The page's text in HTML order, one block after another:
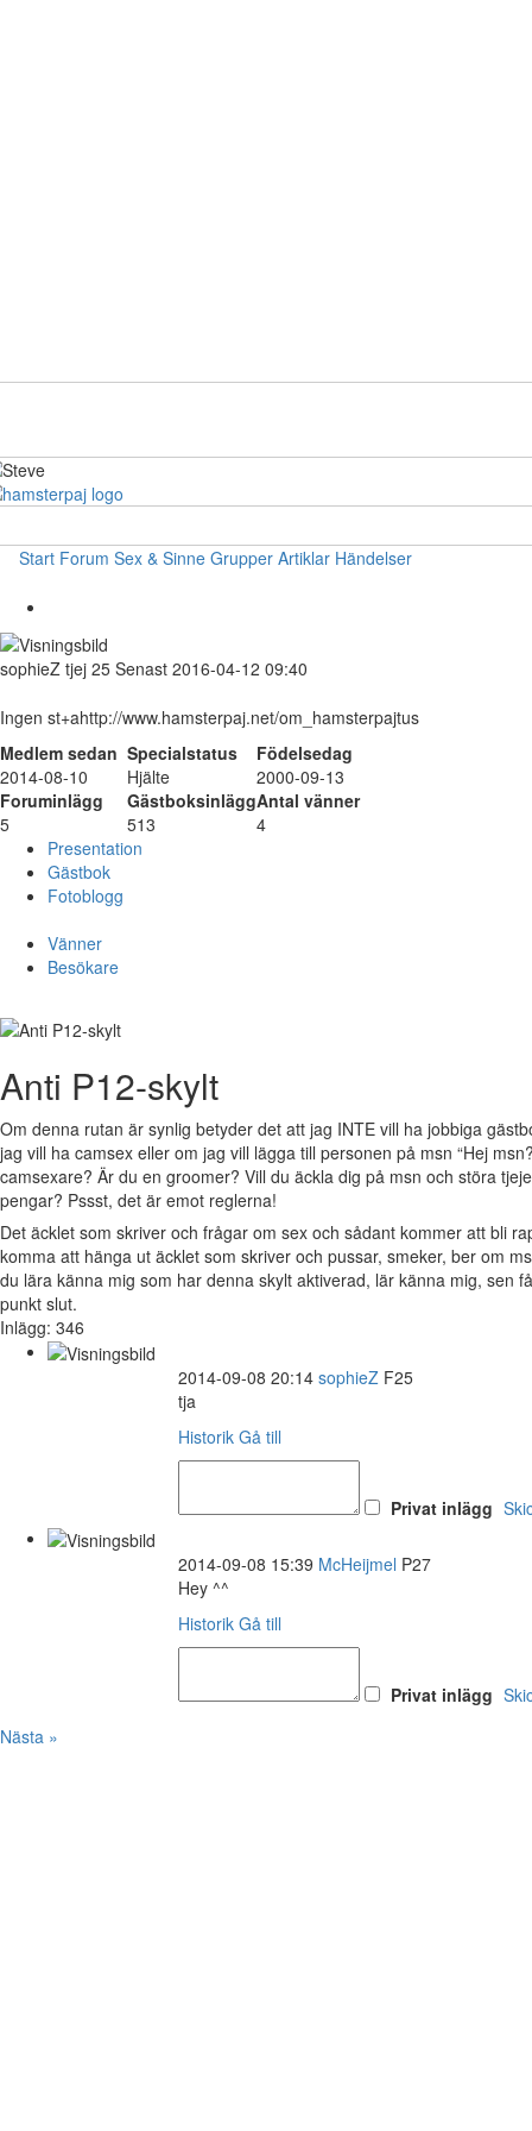
Start Forum Sex & Sinne Grupper Artiklar Händelser
sophieZ tjej 25 Senast 2016-04-12 09:40
Ingen st+ahttp://www.hamsterpaj.net/om_hamsterpajtus
Medlem sedan Specialstatus
Födelsedag
2014-08-10
Hjälte
2000-09-13
Foruminlägg
GästboksinläggAntal vänner
5
513
4
Presentation
Gästbok
Fotoblogg
Vänner
Besökare
Anti P12-skylt
Om denna rutan är synlig betyder det att jag INTE vill ha jobbiga
jag vill ha camsex eller om jag vill lägga till personen på msn “Hej
camsexare? Är du en groomer? Vill du äckla dig på msn och störa
pengar? Pssst, det är emot reglerna!
Det äcklet som skriver och frågar om sex och sådant kommer att bli
komma att hänga ut äcklet som skriver och pussar, smeker, ber om
du lära känna mig som har denna skylt aktiverad, lär känna mig,
punkt slut.
Inlägg: 346
2014-09-08 20:14 sophieZ F25
tja
Historik Gå till
Privat inlägg
2014-09-08 15:39 McHeijmel P27
Hey ^^
Historik Gå till
Privat inlägg
Nästa »